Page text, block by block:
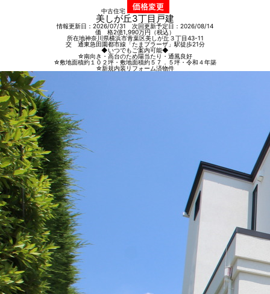
中古住宅
美しが丘3丁目戸建
情報更新日：2026/07/31 次回更新予定日：2026/08/14
価 格2億1,990万円（税込）
所在地神奈川県横浜市青葉区美しが丘３丁目43-11
交 通東急田園都市線「たまプラーザ」駅徒歩21分
◆いつでもご案内可能◆
☆南向き・高台のため陽当たり・通風良好
☆敷地面積約１０２坪・敷地面積約５７．５坪・令和４年築
☆新規内装リフォーム済物件